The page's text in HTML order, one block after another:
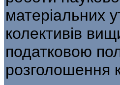
матеріальних
колективів
податковою
розголошення